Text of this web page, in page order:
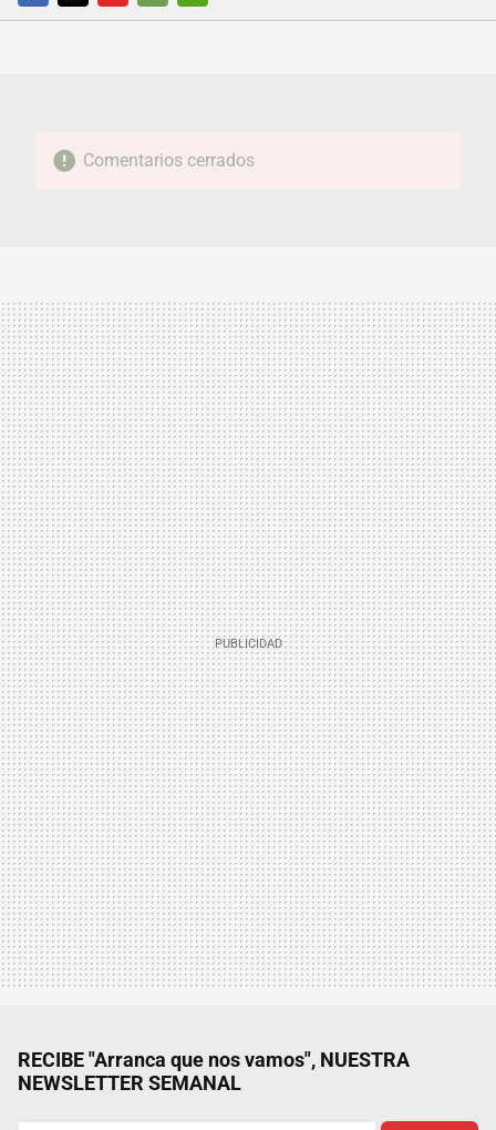
FACEBOOKTWITTERFLIPBOARD
E-
WHATSAPP
Comentarios cerrados
RECIBE "Arranca que nos vamos", NUESTRA
NEWSLETTER SEMANAL